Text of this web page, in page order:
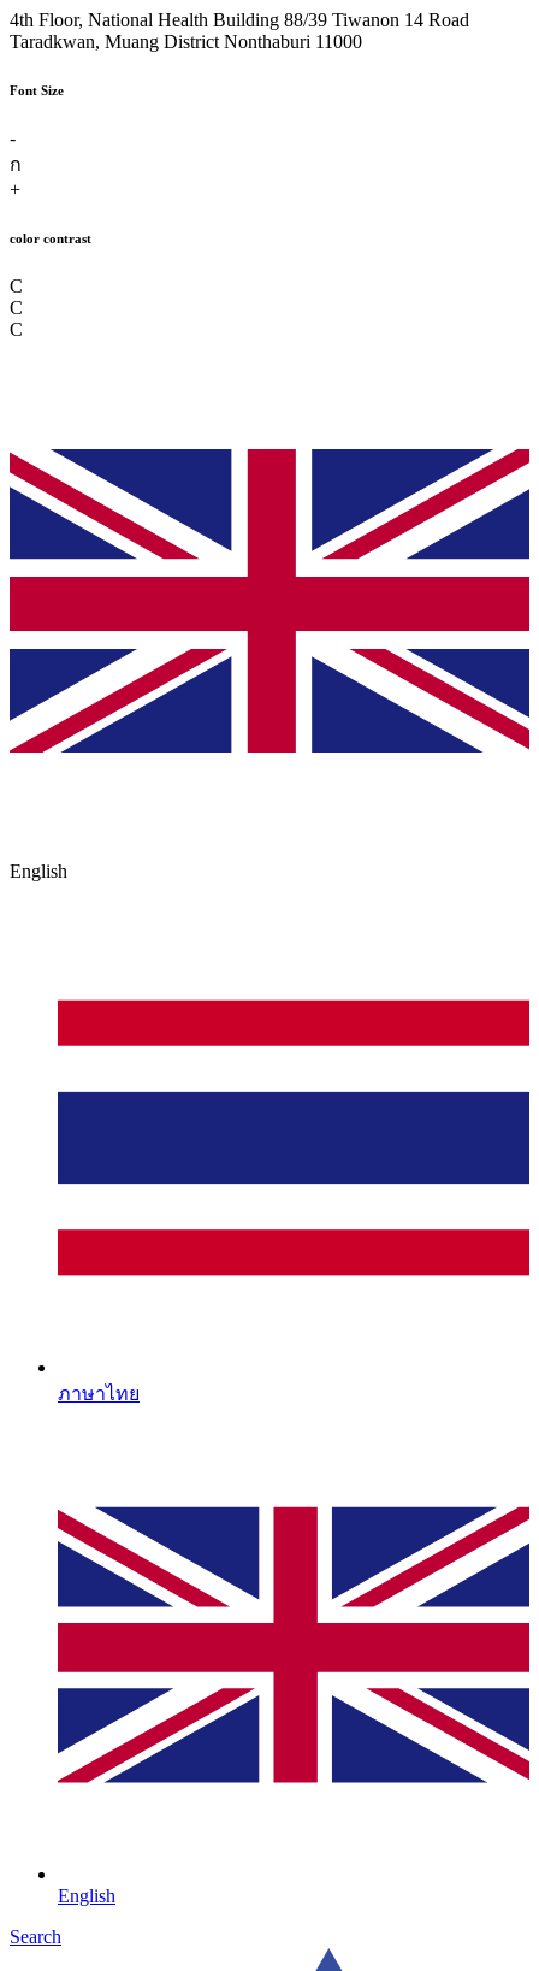
4th Floor, National Health Building 88/39 Tiwanon 14 Road
Taradkwan, Muang District Nonthaburi 11000
Font Size
-
ก
+
color contrast
C
C
C
English
ภาษาไทย
English
Search